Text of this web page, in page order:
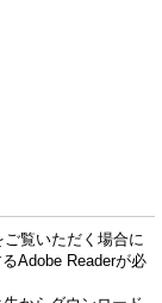
覧いただく場合に
Adobe Readerが必